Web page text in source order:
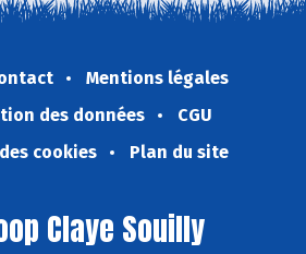
Mentions légales
des données
CGU
cookies
Plan du site
Claye Souilly